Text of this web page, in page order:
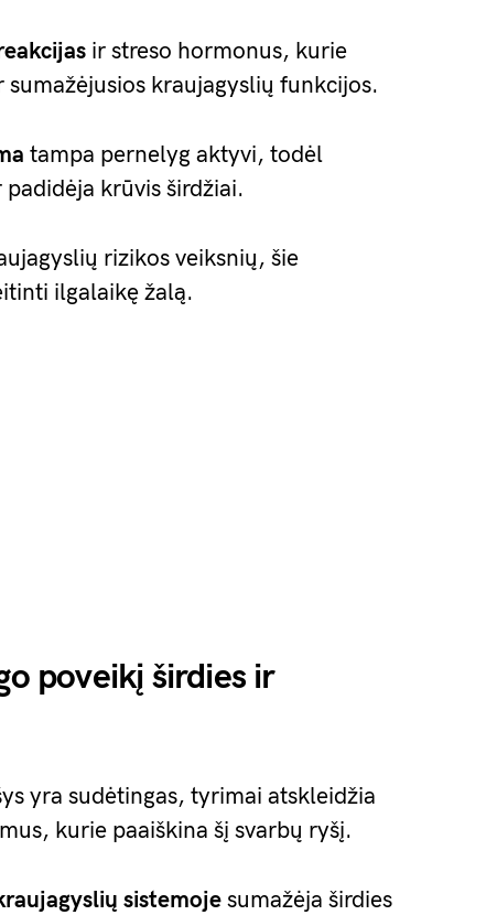
ir streso hormonus, kurie
kraujagyslių funkcijos.
tampa pernelyg aktyvi, todėl
krūvis širdžiai.
rizikos veiksnių, šie
ilgalaikę žalą.
poveikį širdies ir
yra sudėtingas, tyrimai atskleidžia
kurie paaiškina šį svarbų ryšį.
sistemojesumažėja širdies